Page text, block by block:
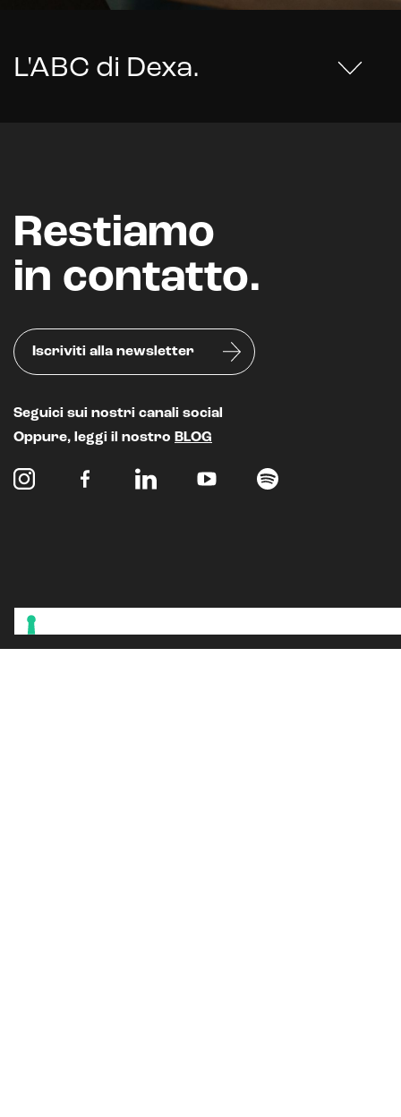
L'ABC di Dexa.
Restiamo
in contatto.
Iscriviti alla newsletter
Seguici sui nostri canali social
Oppure, leggi il nostro BLOG